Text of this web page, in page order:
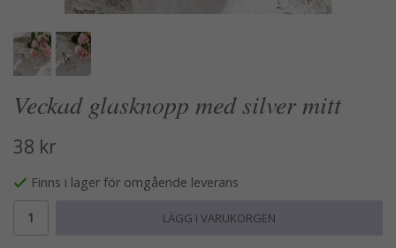
Veckad glasknopp med silver mitt
38 kr
Finns i lager för omgående leverans
LÄGG I VARUKORGEN